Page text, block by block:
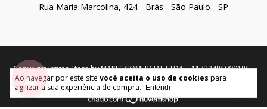
Ao navegar por este site você aceita o uso de cookies para
agilizar a sua experiência de compra.
Entendi
Rua Maria Marcolina, 424 - Brás - São Paulo - SP
Copyright Intima Store by MAKSS COMERCIAL LTDA. - 11738486000186 -
2026. Todos os direitos reservados.
▲